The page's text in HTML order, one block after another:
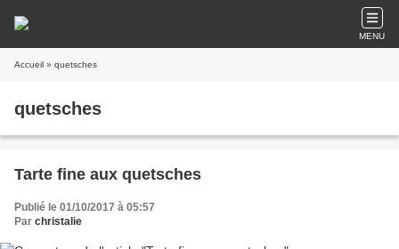
MENU
Accueil » quetsches
quetsches
Tarte fine aux quetsches
Publié le 01/10/2017 à 05:57
Par christalie